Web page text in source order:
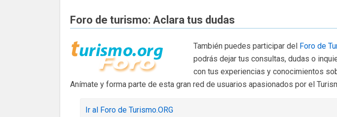
Foro de turismo: Aclara tus dudas
También puedes participar del Foro de
podrás dejar tus consultas, dudas o
con tus experiencias y conocimientos
Anímate y forma parte de esta gran red de usuarios apasionados por el
Ir al Foro de Turismo.ORG